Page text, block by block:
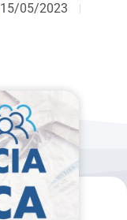
15/05/2023